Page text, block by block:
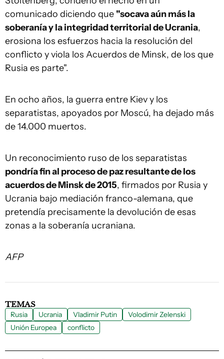
comunicado diciendo que "socava aún más la
soberanía y la integridad territorial de Ucrania,
erosiona los esfuerzos hacia la resolución del
conflicto y viola los Acuerdos de Minsk, de los que
Rusia es parte".
En ocho años, la guerra entre Kiev y los
separatistas, apoyados por Moscú, ha dejado más
de 14.000 muertos.
Un reconocimiento ruso de los separatistas
pondría fin al proceso de paz resultante de los
acuerdos de Minsk de 2015, firmados por Rusia y
Ucrania bajo mediación franco-alemana, que
pretendía precisamente la devolución de esas
zonas a la soberanía ucraniana.
AFP
TEMAS
Rusia Ucrania Vladimir Putin
Volodimir Zelenski
Unión Europea
conflicto